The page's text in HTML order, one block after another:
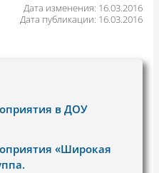
Дата изменения: 16.03.2016
Дата публикации: 16.03.2016
в ДОУ
«Широкая